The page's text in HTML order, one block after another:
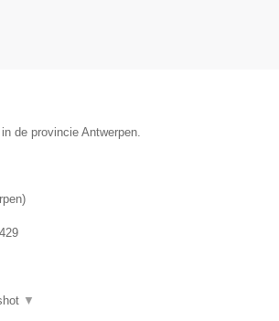
de provincie Antwerpen.
)
▼